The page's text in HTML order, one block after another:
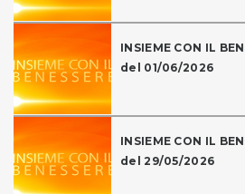
INSIEME CON IL
del 01/06/2026
INSIEME CON IL
del 29/05/2026